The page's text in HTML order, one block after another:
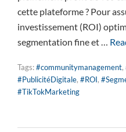
cette plateforme ? Pour
investissement (ROI)
segmentation fine et …
Tags:#communitymanagement,
#PublicitéDigitale, #ROI,
#TikTokMarketing